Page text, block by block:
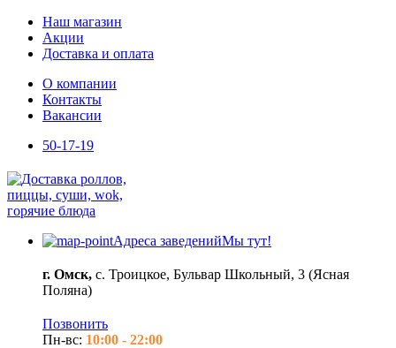
Наш магазин
Акции
Доставка и оплата
О компании
Контакты
Вакансии
50-17-19
Адреса заведенийМы тут!
г. Омск, с. Троицкое, Бульвар Школьный, 3 (Ясная
Поляна)
Позвонить
Пн-вс: 10:00 - 22:00